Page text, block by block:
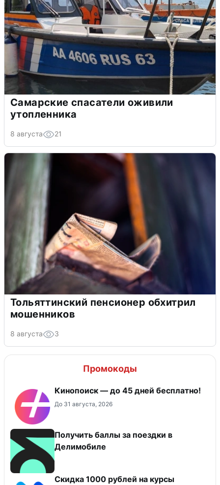
Самарские спасатели оживили
утопленника
8 августа 21
Тольяттинский пенсионер обхитрил
мошенников
8 августа 3
Промокоды
Кинопоиск — до 45 дней бесплатно!
До 31 августа, 2026
Получить баллы за поездки в
Делимобиле
Скидка 1000 рублей на курсы